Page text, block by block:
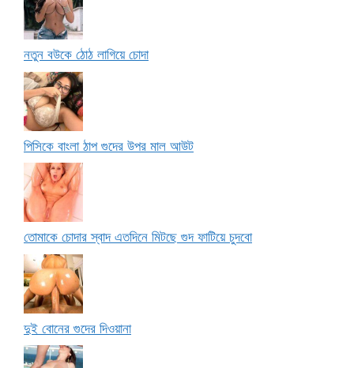
নতুন বউকে ঠোঠ লাগিয়ে চোদা
পিসিকে বাংলা ঠাপ গুদের উপর মাল আউট
তোমাকে চোদার স্বাদ এতদিনে মিটছে গুদ ফাটিয়ে চুদবো
দুই বোনের গুদের দিওয়ানা